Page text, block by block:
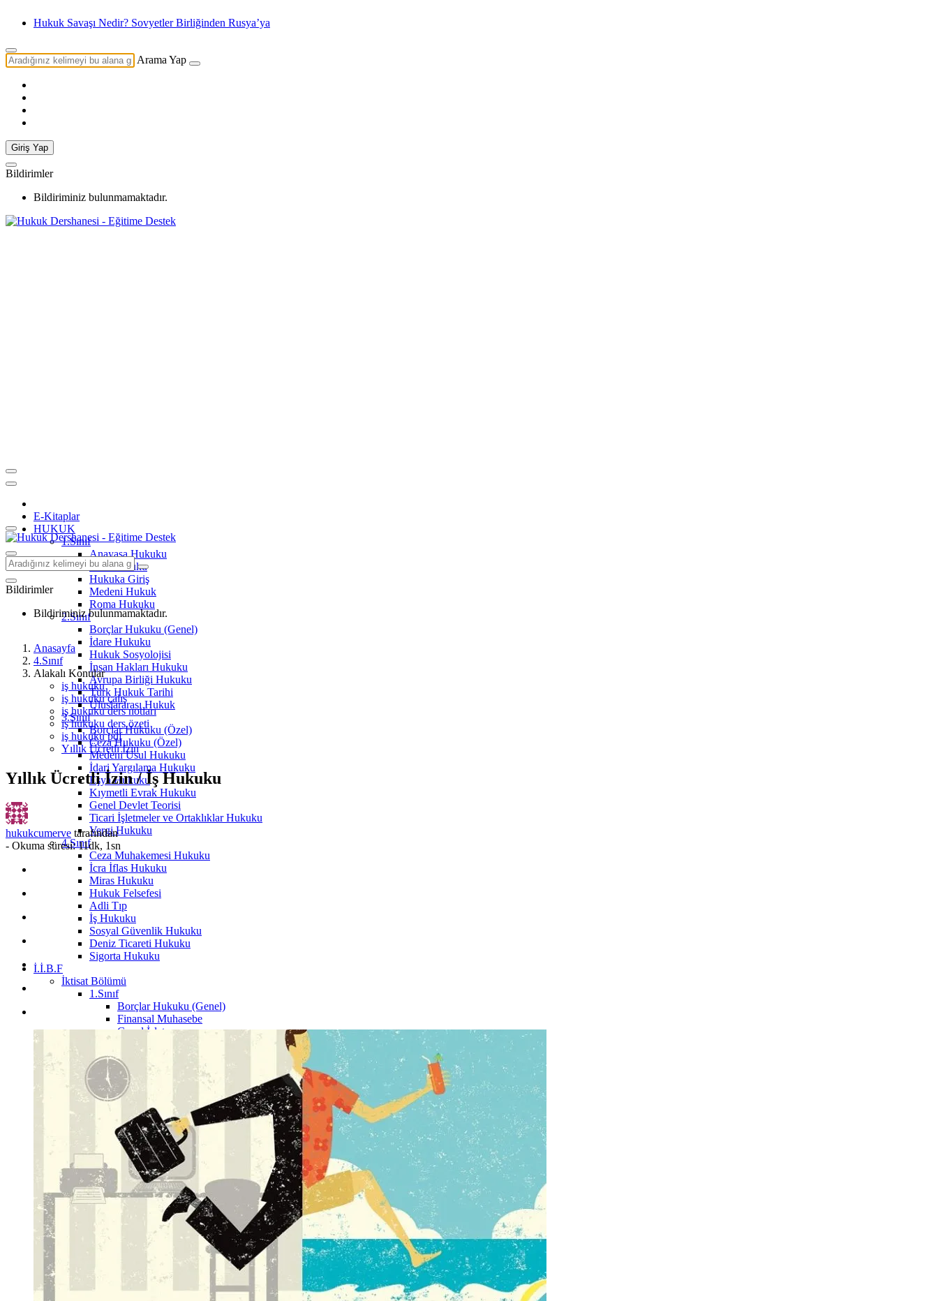
Hukuk Savaşı Nedir? Sovyetler Birliğinden Rusya’ya
Arama Yap
Giriş Yap
Bildirimler
Bildiriminiz bulunmamaktadır.
E-Kitaplar
HUKUK
1.Sınıf
Anayasa Hukuku
Aile Hukuku
Hukuka Giriş
Medeni Hukuk
Roma Hukuku
2.Sınıf
Borçlar Hukuku (Genel)
İdare Hukuku
Hukuk Sosyolojisi
İnsan Hakları Hukuku
Avrupa Birliği Hukuku
Türk Hukuk Tarihi
Uluslararası Hukuk
3.Sınıf
Borçlar Hukuku (Özel)
Ceza Hukuku (Özel)
Medeni Usul Hukuku
İdari Yargılama Hukuku
Eşya Hukuku
Kıymetli Evrak Hukuku
Genel Devlet Teorisi
Ticari İşletmeler ve Ortaklıklar Hukuku
Vergi Hukuku
4.Sınıf
Ceza Muhakemesi Hukuku
İcra İflas Hukuku
Miras Hukuku
Hukuk Felsefesi
Adli Tıp
İş Hukuku
Sosyal Güvenlik Hukuku
Deniz Ticareti Hukuku
Sigorta Hukuku
İ.İ.B.F
İktisat Bölümü
1.Sınıf
Borçlar Hukuku (Genel)
Finansal Muhasebe
Genel İşletme
İktisat
İktisat Sosyolojisi
Sosyolojiye Giriş
Temel Bilgi Teknolojileri
Yönetim ve Organizasyon
2.Sınıf
İstatistik
3.Sınıf
4.Sınıf
İşletme Bölümü
1.Sınıf
İşletme İlkeleri
Davranış Bilimleri
2.Sınıf
Mikro İktisat
Makro İktisat
Bildirimler
Bildiriminiz bulunmamaktadır.
Anasayfa
4.Sınıf
Alakalı Konular
iş hukuku
iş hukuku çalış
iş hukuku ders notları
iş hukuku ders özeti
iş hukuku pdf
Yıllık Ücretli İzin
Yıllık Ücretli İzin / İş Hukuku
hukukcumerve tarafından
- Okuma süresi: 11dk, 1sn